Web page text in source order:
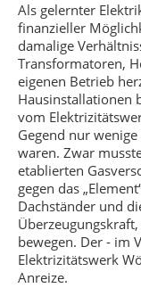
Als gelernter
finanzieller
damalige
Transformatoren,
eigenen Betrieb
Hausinstallationen
vom
Gegend nur
waren. Zwar
etablierten
gegen das
Dachständer und
bewegen. Der - im
Elektrizitätswerk
Anreize.